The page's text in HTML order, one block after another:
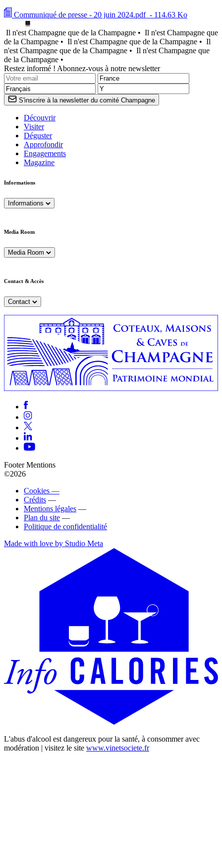
Communiqué de presse - 20 juin 2024.pdf - 114.63 Ko
Il n'est Champagne que de la Champagne • Il n'est Champagne que
de la Champagne • Il n'est Champagne que de la Champagne • Il
n'est Champagne que de la Champagne • Il n'est Champagne que
de la Champagne •
Restez informé ! Abonnez-vous à notre newsletter
S'inscrire à la newsletter du comité Champagne
Découvrir
Visiter
Déguster
Approfondir
Engagements
Magazine
Informations
Informations
Media Room
Media Room
Contact & Accès
Contact
Footer Mentions
©2026
Cookies —
Crédits —
Mentions légales —
Plan du site —
Politique de confidentialité
Made with love by Studio Meta
L'abus d'alcool est dangereux pour la santé, à consommer avec
modération | visitez le site www.vinetsociete.fr